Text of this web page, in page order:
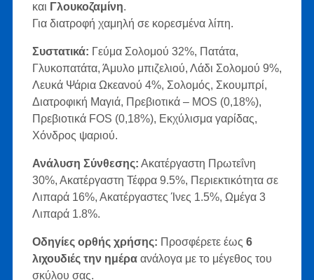
και Γλουκοζαμίνη.
Για διατροφή χαμηλή σε κορεσμένα λίπη.
Συστατικά: Γεύμα Σολομού 32%, Πατάτα,
Γλυκοπατάτα, Άμυλο μπιζελιού, Λάδι Σολομού 9%,
Λευκά Ψάρια Ωκεανού 4%, Σολομός, Σκουμπρί,
Διατροφική Μαγιά, Πρεβιοτικά – MOS (0,18%),
Πρεβιοτικά FOS (0,18%), Εκχύλισμα γαρίδας,
Χόνδρος ψαριού.
Ανάλυση Σύνθεσης: Ακατέργαστη Πρωτεΐνη
30%, Ακατέργαστη Τέφρα 9.5%, Περιεκτικότητα σε
Λιπαρά 16%, Ακατέργαστες Ίνες 1.5%, Ωμέγα 3
Λιπαρά 1.8%.
Οδηγίες ορθής χρήσης: Προσφέρετε έως 6
λιχουδιές την ημέραανάλογα με το μέγεθος του
σκύλου σας.